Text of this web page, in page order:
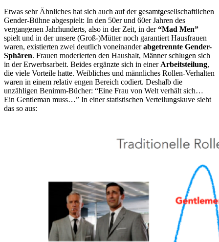
Etwas sehr Ähnliches hat sich auch auf der gesamtgesellschaftlichen
Gender-Bühne abgespielt: In den 50er und 60er Jahren des
vergangenen Jahrhunderts, also in der Zeit, in der“Mad Men”
spielt und in der unsere (Groß-)Mütter noch garantiert Hausfrauen
waren, existierten zwei deutlich voneinanderabgetrennte Gender-
Sphären. Frauen moderierten den Haushalt, Männer schlugen sich
in der Erwerbsarbeit. Beides ergänzte sich in einerArbeitsteilung,
die viele Vorteile hatte. Weibliches und männliches Rollen-Verhalten
waren in einem relativ engen Bereich codiert. Deshalb die
unzähligen Benimm-Bücher: “Eine Frau von Welt verhält sich…
Ein Gentleman muss…” In einer statistischen Verteilungskuve sieht
das so aus: